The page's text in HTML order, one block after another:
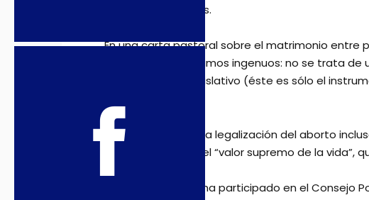
gobierno de su país.
En una carta pastoral sobre el matrimonio entre
manifestó: “No seamos ingenuos: no se trata
mero proyecto legislativo (éste es sólo el
Bergoglio rechaza la legalización del aborto
hipocresía habla del “valor supremo de la
El actual pontífice ha participado en el Consejo